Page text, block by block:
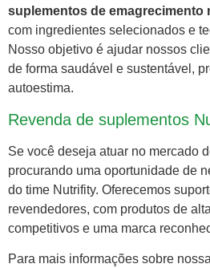
suplementos de emagrecimento
com ingredientes selecionados e
Nosso objetivo é ajudar nossos
de forma saudável e sustentável,
autoestima.
Revenda de suplementos
Se você deseja atuar no mercado
procurando uma oportunidade de
do time Nutrifity. Oferecemos
revendedores, com produtos de
competitivos e uma marca
Para mais informações sobre